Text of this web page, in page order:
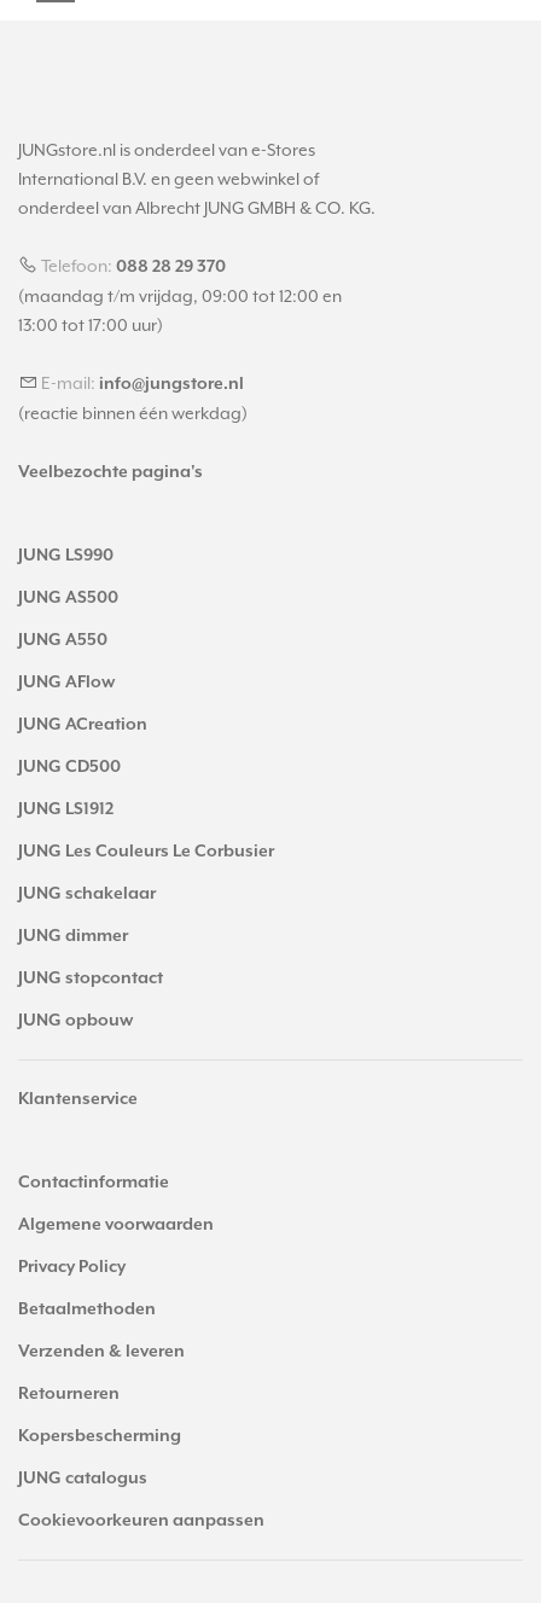
JUNGstore.nl is onderdeel van e-Stores
International B.V. en geen webwinkel of
onderdeel van Albrecht JUNG GMBH & CO. KG.
Telefoon: 088 28 29 370
(maandag t/m vrijdag, 09:00 tot 12:00 en
13:00 tot 17:00 uur)
E-mail: info@jungstore.nl
(reactie binnen één werkdag)
Veelbezochte pagina's
JUNG LS990
JUNG AS500
JUNG A550
JUNG AFlow
JUNG ACreation
JUNG CD500
JUNG LS1912
JUNG Les Couleurs Le Corbusier
JUNG schakelaar
JUNG dimmer
JUNG stopcontact
JUNG opbouw
Klantenservice
Contactinformatie
Algemene voorwaarden
Privacy Policy
Betaalmethoden
Verzenden & leveren
Retourneren
Kopersbescherming
JUNG catalogus
Cookievoorkeuren aanpassen